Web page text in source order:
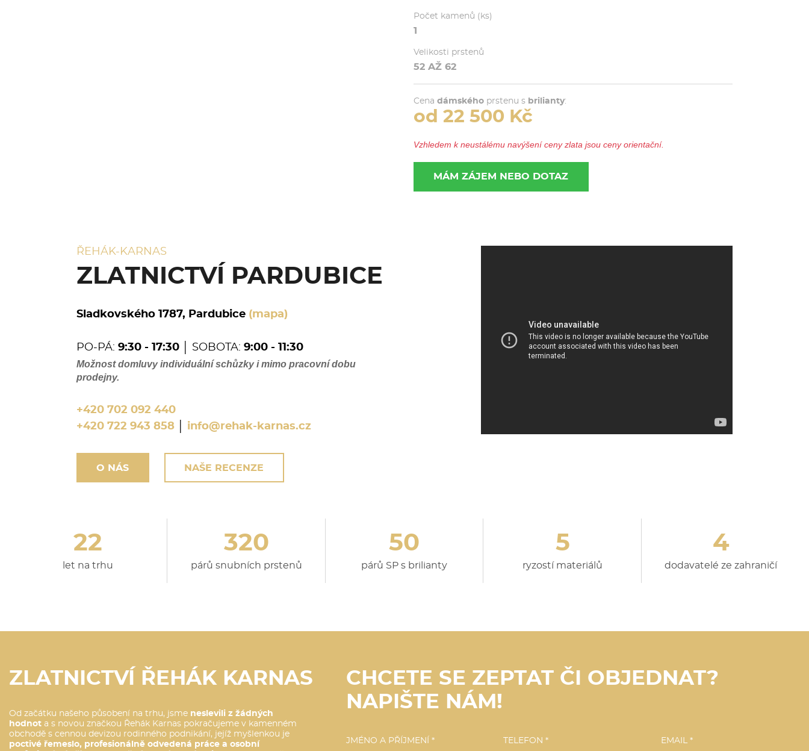
Počet kamenů (ks)
1
Velikosti prstenů
52 AŽ 62
Cena dámskéhoprstenu s brilianty:
od 22 500 Kč
Vzhledem k neustálému navýšení ceny zlata jsou ceny orientační.
MÁM ZÁJEM NEBO DOTAZ
ŘEHÁK-KARNAS
ZLATNICTVÍ PARDUBICE
Sladkovského 1787, Pardubice (mapa)
PO-PÁ: 9:30 - 17:30│ SOBOTA: 9:00 - 11:30
Možnost domluvy individuální schůzky i mimo pracovní dobu
prodejny.
+420 702 092 440
+420 722 943 858│ info@rehak-karnas.cz
O NÁS NAŠE RECENZE
22
let na trhu
320
párů snubních prstenů
50
párů SP s brilianty
5
ryzostí materiálů
4
dodavatelé ze zahraničí
ZLATNICTVÍ ŘEHÁK KARNAS
Od začátku našeho působení na trhu, jsme neslevili z žádných
hodnot a s novou značkou Řehák Karnas pokračujeme v kamenném
obchodě s cennou devizou rodinného podnikání, jejíž myšlenkou je
poctivé řemeslo, profesionálně odvedená práce a osobní
CHCETE SE ZEPTAT ČI OBJEDNAT?
NAPIŠTE NÁM!
JMÉNO A PŘÍJMENÍ * TELEFON * EMAIL *